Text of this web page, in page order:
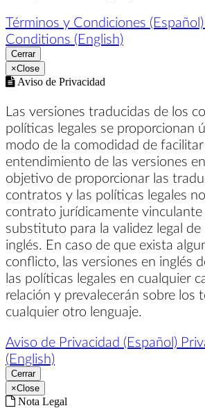
Términos y Condiciones (Español)
Conditions (English)
Cerrar
×Close
Aviso de Privacidad
Las versiones traducidas de los
políticas legales se proporcionan
modo de la comodidad de
entendimiento de las versiones
objetivo de proporcionar las
contratos y las políticas legales
contrato jurídicamente
substituto para la validez legal de
inglés. En caso de que exista
conflicto, las versiones en inglés
las políticas legales en cualquier
relación y prevalecerán sobre los
cualquier otro lenguaje.
Aviso de Privacidad (Español)
(English)
Cerrar
×Close
Nota Legal